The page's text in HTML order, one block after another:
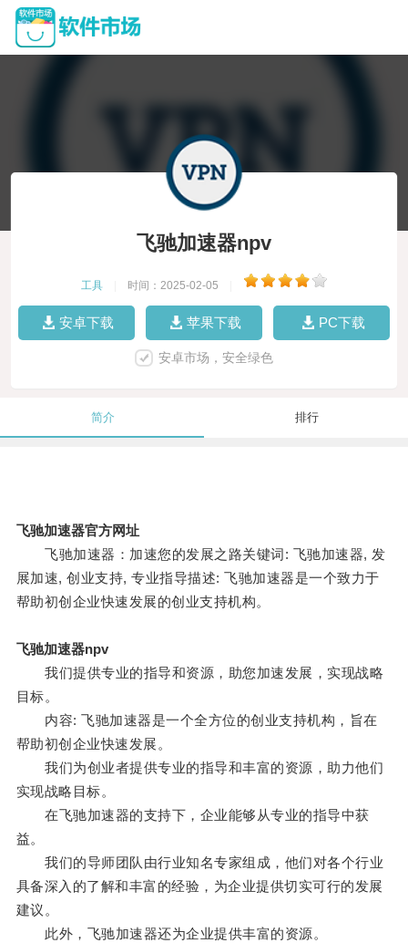
飞驰加速器npv
工具 时间：2025-02-05
安卓下载 苹果下载 PC下载
安卓市场，安全绿色
简介 排行
飞驰加速器官方网址
飞驰加速器：加速您的发展之路关键词: 飞驰加速器, 发
展加速, 创业支持, 专业指导描述: 飞驰加速器是一个致力于
帮助初创企业快速发展的创业支持机构。
飞驰加速器npv
我们提供专业的指导和资源，助您加速发展，实现战略
目标。
内容: 飞驰加速器是一个全方位的创业支持机构，旨在
帮助初创企业快速发展。
我们为创业者提供专业的指导和丰富的资源，助力他们
实现战略目标。
在飞驰加速器的支持下，企业能够从专业的指导中获
益。
我们的导师团队由行业知名专家组成，他们对各个行业
具备深入的了解和丰富的经验，为企业提供切实可行的发展
建议。
此外，飞驰加速器还为企业提供丰富的资源。